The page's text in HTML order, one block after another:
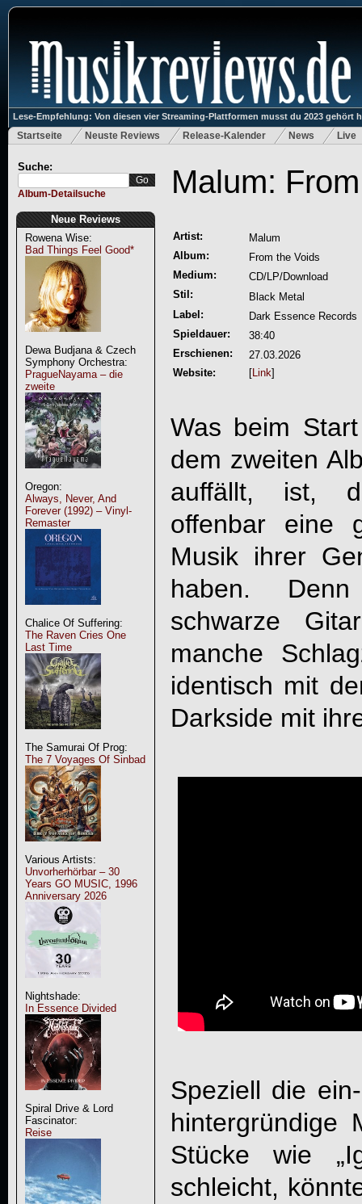
Lese-Empfehlung: Von diesen vier Streaming-Plattformen musst du 2023 gehört
Startseite Neuste Reviews Release-Kalender News Live
Suche:
Album-Detailsuche
Neue Reviews
Rowena Wise:
Bad Things Feel Good*
Dewa Budjana & Czech
Symphony Orchestra:
PragueNayama – die
zweite
Oregon:
Always, Never, And
Forever (1992) – Vinyl-
Remaster
Chalice Of Suffering:
The Raven Cries One
Last Time
The Samurai Of Prog:
The 7 Voyages Of Sinbad
Various Artists:
Unvorherhörbar – 30
Years GO MUSIC, 1996
Anniversary 2026
Nightshade:
In Essence Divided
Spiral Drive & Lord
Fascinator:
Reise
Malum:
Artist:
Malum
Album:
From the Voids
Medium:
CD/LP/Download
Stil:
Black Metal
Label:
Dark Essence Records
Spieldauer:
38:40
Erschienen:
27.03.2026
Website:
[Link]
Was beim
dem zweiten
auffällt, ist,
offenbar eine
Musik ihrer
haben.
schwarze
manche
identisch mit
Darkside mit
Speziell die
hintergründige
Stücke wie
schleicht,